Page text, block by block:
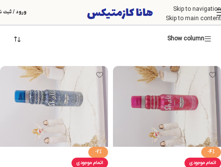
Skip to navigation
Skip to main content
ورود / ثبت Shalis
Show column
-4%
اتمام موجودی
-2%
اتمام موجودی